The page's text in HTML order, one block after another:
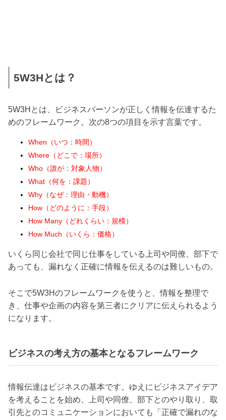
5W3Hとは？
5W3Hとは、ビジネスパーソンが正しく情報を伝達するた
めのフレームワーク。次の8つの項目を示す言葉です。
When（いつ：時間）
Where（どこで：場所）
Who（誰が：対象人物）
What（何を：課題）
Why（なぜ：理由・動機）
How（どのように：手段）
How Many（どれくらい：規模）
How Much（いくら：価格）
いくら同じ会社で同じ仕事をしている上司や同僚、部下で
あっても、漏れなく正確に情報を伝えるのは難しいもの。
そこで5W3Hのフレームワークを使うと、情報を整理で
き、仕事や企画の内容を第三者にクリアに伝えられるよう
になります。
ビジネスの考え方の基本となるフレームワーク
情報伝達はビジネスの基本です。ゆえにビジネスアイデア
を考えることを始め、上司や同僚、部下とのやり取り、取
引先とのコミュニケーションにおいても「正確で漏れのな